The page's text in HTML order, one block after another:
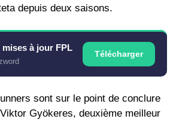
depuis deux saisons.
à jour FPL
Télécharger
sont sur le point de conclure
Gyökeres, deuxième meilleur